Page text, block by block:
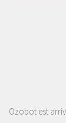
Ozobot est